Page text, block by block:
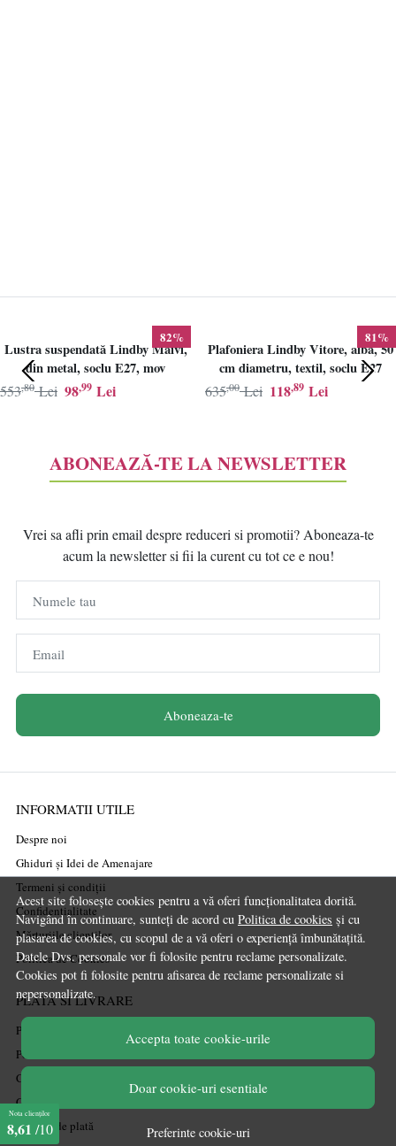
Acest site folosește cookies pentru a vă oferi funcționalitatea dorită.
Navigând în continuare, sunteți de acord cu Politica de cookies și cu
plasarea de cookies, cu scopul de a vă oferi o experiență îmbunătațită.
Datele Dvs. personale vor fi folosite pentru reclame personalizate.
Cookies pot fi folosite pentru afisarea de reclame personalizate si
nepersonalizate.
Accepta toate cookie-urile
Doar cookie-uri esentiale
Preferinte cookie-uri
82%
Lustra suspendată Lindby Maivi,
din metal, soclu E27, mov
98,99 Lei
553,80 Lei
81%
Plafoniera Lindby Vitore, alba, 50
cm diametru, textil, soclu E27
118,89 Lei
635,00 Lei
ABONEAZĂ-TE LA NEWSLETTER
Vrei sa afli prin email despre reduceri si promotii? Aboneaza-te
acum la newsletter si fii la curent cu tot ce e nou!
Numele tau
Email
Aboneaza-te
INFORMATII UTILE
Despre noi
Ghiduri și Idei de Amenajare
Termeni și condiții
Confidențialitate
Mărturiile clienților
Politica de Cookies
PLATA SI LIVRARE
Politica de transport
Politica de retur
Cum cumpăr
Coșul meu
Metode de plată
Nota clienților
8,61 /10